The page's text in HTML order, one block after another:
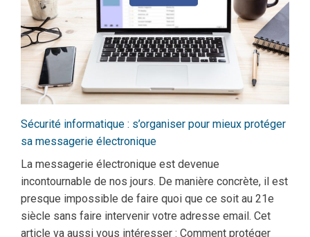
Sécurité informatique : s’organiser pour mieux protéger
sa messagerie électronique
La messagerie électronique est devenue
incontournable de nos jours. De manière concrète, il est
presque impossible de faire quoi que ce soit au 21e
siècle sans faire intervenir votre adresse email. Cet
article va aussi vous intéresser : Comment protéger